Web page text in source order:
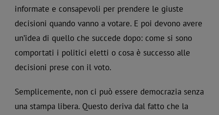
informate e consapevoli per prendere le giuste
decisioni quando vanno a votare. E poi devono avere
un’idea di quello che succede dopo: come si sono
comportati i politici eletti o cosa è successo alle
decisioni prese con il voto.
Semplicemente, non ci può essere democrazia senza
una stampa libera. Questo deriva dal fatto che la